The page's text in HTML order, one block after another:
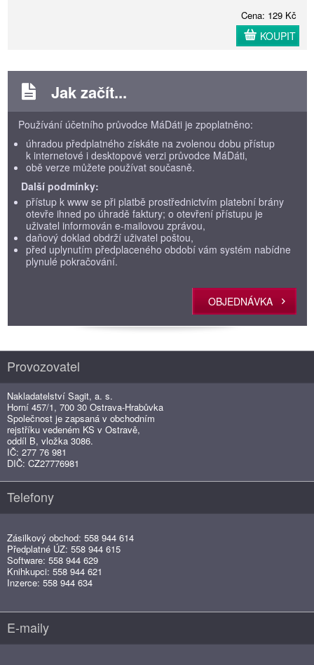
Cena: 129 Kč
KOUPIT
Jak začít...
Používání účetního průvodce MáDáti je zpoplatněno:
úhradou předplatného získáte na zvolenou dobu přístup
k internetové i desktopové verzi průvodce MáDáti,
obě verze můžete používat současně.
Další podmínky:
přístup k www se při platbě prostřednictvím platební brány
otevře ihned po úhradě faktury; o otevření přístupu je
uživatel informován e-mailovou zprávou,
daňový doklad obdrží uživatel poštou,
před uplynutím předplaceného období vám systém nabídne
plynulé pokračování.
OBJEDNÁVKA
Provozovatel
Nakladatelství Sagit, a. s.
Horní 457/1, 700 30 Ostrava-Hrabůvka
Společnost je zapsaná v obchodním
rejstříku vedeném KS v Ostravě,
oddíl B, vložka 3086.
IČ: 277 76 981
DIČ: CZ27776981
Telefony
Zásilkový obchod: 558 944 614
Předplatné ÚZ: 558 944 615
Software: 558 944 629
Knihkupci: 558 944 621
Inzerce: 558 944 634
E-maily